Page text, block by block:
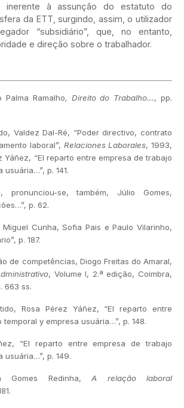
inerente à assunção do estatuto do
da ETT, surgindo, assim, o utilizador
“subsidiário”, que, no entanto,
e direção sobre o trabalhador.
Palma Ramalho, Direito do Trabalho…, pp.
Valdez Dal-Ré, “Poder directivo, contrato
laboral”, Relaciones Laborales, 1993,
Yáñez, “El reparto entre empresa de trabajo
p. 141.
pronunciou-se, também, Júlio Gomes,
p. 62.
Miguel Cunha, Sofia Pais e Paulo Vilarinho,
p. 187.
de competências, Diogo Freitas do Amaral,
, Volume I, 2.ª edição, Coimbra,
663 ss.
Rosa Pérez Yáñez, “El reparto entre
y empresa usuária…”, p. 148.
“El reparto entre empresa de trabajo
usuária…”, p. 149.
Gomes Redinha,A relação laboral